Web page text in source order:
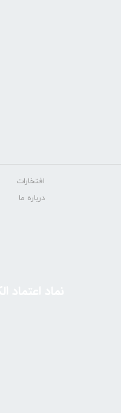
افتخارات
درباره ما